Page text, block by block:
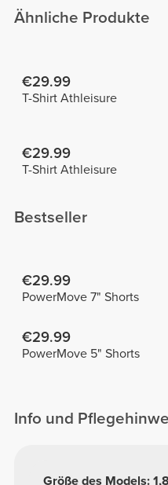
Ähnliche Produkte
€29.99
T-Shirt Athleisure
€29.99
T-Shirt Athleisure
Bestseller
€29.99
PowerMove 7" Shorts
€29.99
PowerMove 5" Shorts
Info und
Größe des Models: